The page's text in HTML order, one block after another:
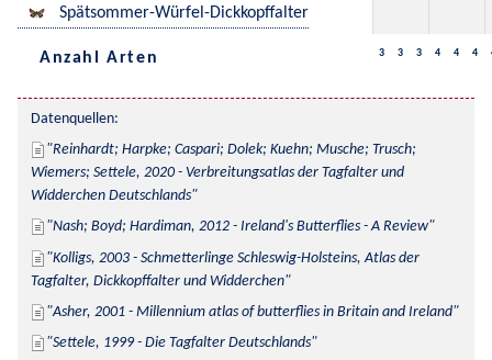
Spätsommer-Würfel-Dickkopffalter
Anzahl Arten 3 3 3 4 4 4
Datenquellen:
Reinhardt; Harpke; Caspari; Dolek; Kuehn; Musche; Trusch;
Wiemers; Settele, 2020 - Verbreitungsatlas der Tagfalter und
Widderchen Deutschlands
Nash; Boyd; Hardiman, 2012 - Ireland's Butterflies - A Review
Kolligs, 2003 - Schmetterlinge Schleswig-Holsteins, Atlas der
Tagfalter, Dickkopffalter und Widderchen
Asher, 2001 - Millennium atlas of butterflies in Britain and Ireland
Settele, 1999 - Die Tagfalter Deutschlands